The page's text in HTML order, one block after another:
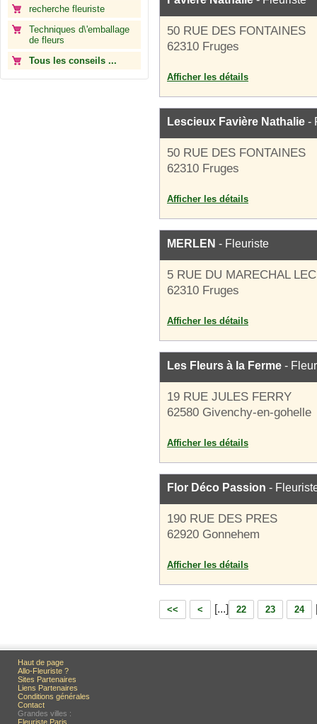
recherche fleuriste
Techniques d\'emballage
de fleurs
Tous les conseils ...
50 RUE DES FONTAINES
62310 Fruges
Afficher les détails
Lescieux Favière Nathalie -
50 RUE DES FONTAINES
62310 Fruges
Afficher les détails
MERLEN - Fleuriste
5 RUE DU MARECHAL
62310 Fruges
Afficher les détails
Les Fleurs à la Ferme -
19 RUE JULES FERRY
62580 Givenchy-en-gohelle
Afficher les détails
Flor Déco Passion -
190 RUE DES PRES
62920 Gonnehem
Afficher les détails
<< < [...] 22 23 24
Haut de page
Allo-Fleuriste ?
Sites Partenaires
Liens Partenaires
Conditions générales
Contact
Grandes villes :
Fleuriste Paris